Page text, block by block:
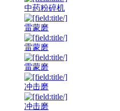
中药粉碎机
雷蒙磨
雷蒙磨
雷蒙磨
冲击磨
冲击磨